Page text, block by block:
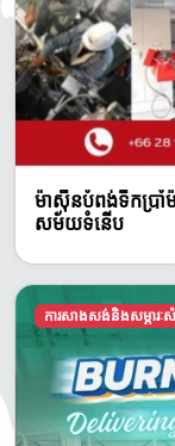
ម៉ាស៊ីនបំពង់ទឹកប្រាំ
សម័យទំនើប
ការសាងសង់និងសម្ភារ